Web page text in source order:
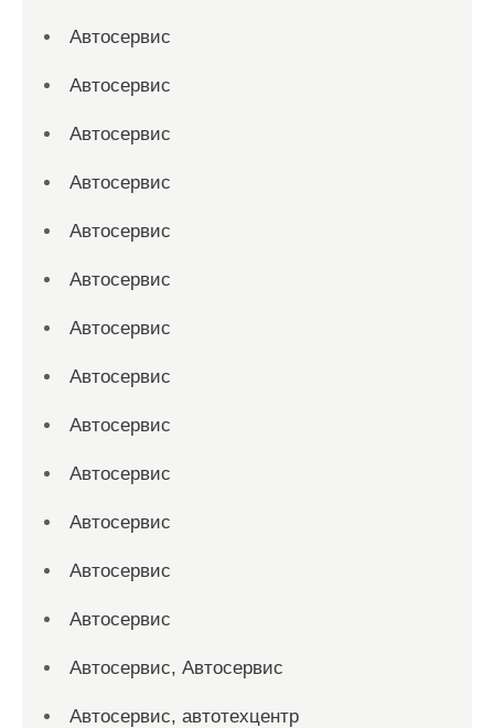
Автосервис
Автосервис
Автосервис
Автосервис
Автосервис
Автосервис
Автосервис
Автосервис
Автосервис
Автосервис
Автосервис
Автосервис
Автосервис
Автосервис, Автосервис
Автосервис, автотехцентр